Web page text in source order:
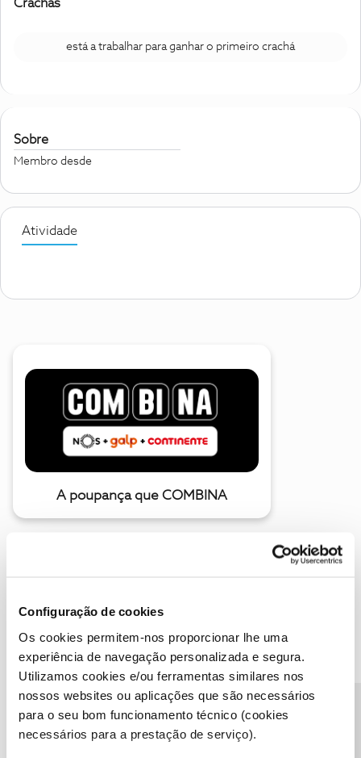
Configuração de cookies
Os cookies permitem-nos proporcionar lhe uma
experiência de navegação personalizada e segura.
Utilizamos cookies e/ou ferramentas similares nos
nossos websites ou aplicações que são necessários
para o seu bom funcionamento técnico (cookies
necessários para a prestação de serviço).
Crachás
está a trabalhar para ganhar o primeiro crachá
Sobre
Membro desde
Atividade
A poupança que COMBINA
Descubra as novidades de julho